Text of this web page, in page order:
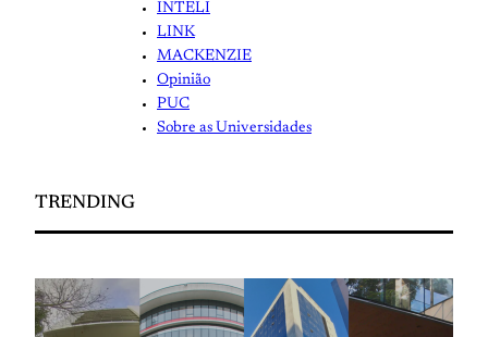
INTELI
LINK
MACKENZIE
Opinião
PUC
Sobre as Universidades
TRENDING